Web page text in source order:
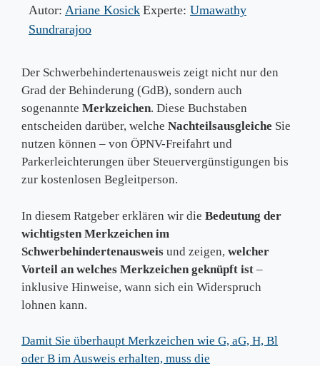
Autor: Ariane Kosick Experte: Umawathy
Sundrarajoo
Der Schwerbehindertenausweis zeigt nicht nur den
Grad der Behinderung (GdB), sondern auch
sogenannte Merkzeichen. Diese Buchstaben
entscheiden darüber, welche Nachteilsausgleiche Sie
nutzen können – von ÖPNV-Freifahrt und
Parkerleichterungen über Steuervergünstigungen bis
zur kostenlosen Begleitperson.
In diesem Ratgeber erklären wir die Bedeutung der
wichtigsten Merkzeichen im
Schwerbehindertenausweis und zeigen, welcher
Vorteil an welches Merkzeichen geknüpft ist –
inklusive Hinweise, wann sich ein Widerspruch
lohnen kann.
Damit Sie überhaupt Merkzeichen wie G, aG, H, Bl
oder B im Ausweis erhalten, muss die